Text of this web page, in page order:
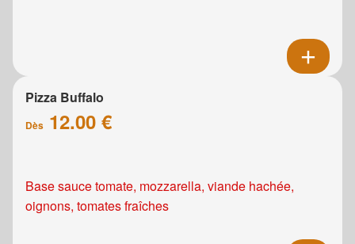
Pizza Buffalo
Dès 12.00 €
Base sauce tomate, mozzarella, viande hachée,
oignons, tomates fraîches